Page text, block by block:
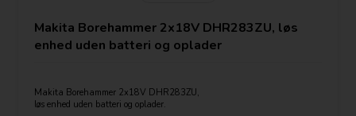
Makita Borehammer 2x18V DHR283ZU, løs
enhed uden batteri og oplader
Makita Borehammer 2x18V DHR283ZU,
løs enhed uden batteri og oplader.